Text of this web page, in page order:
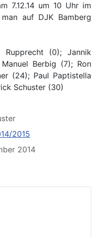
7.12.14 um 10 Uhr im
auf DJK Bamberg
Rupprecht (0); Jannik
Berbig (7); Ron
(24); Paul Paptistella
Schuster (30)
2015
2014